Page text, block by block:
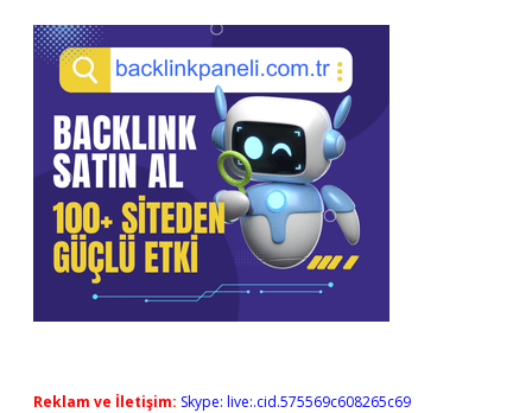
Reklam ve İletişim: Skype: live:.cid.575569c608265c69